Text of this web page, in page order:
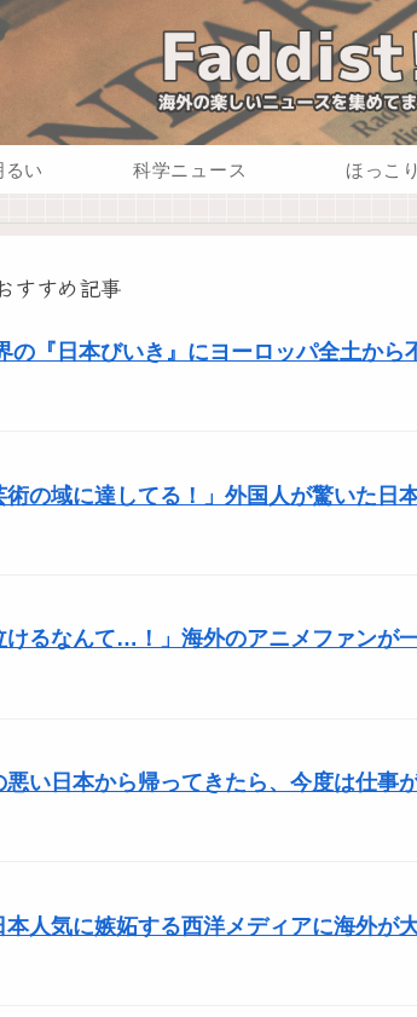
い 科学ニュース ほっこ
すすめ記事
『日本びいき』にヨーロッパ全土から
の域に達してる！」外国人が驚いた日
るなんて…！」海外のアニメファンが
い日本から帰ってきたら、今度は仕事
人気に嫉妬する西洋メディアに海外が